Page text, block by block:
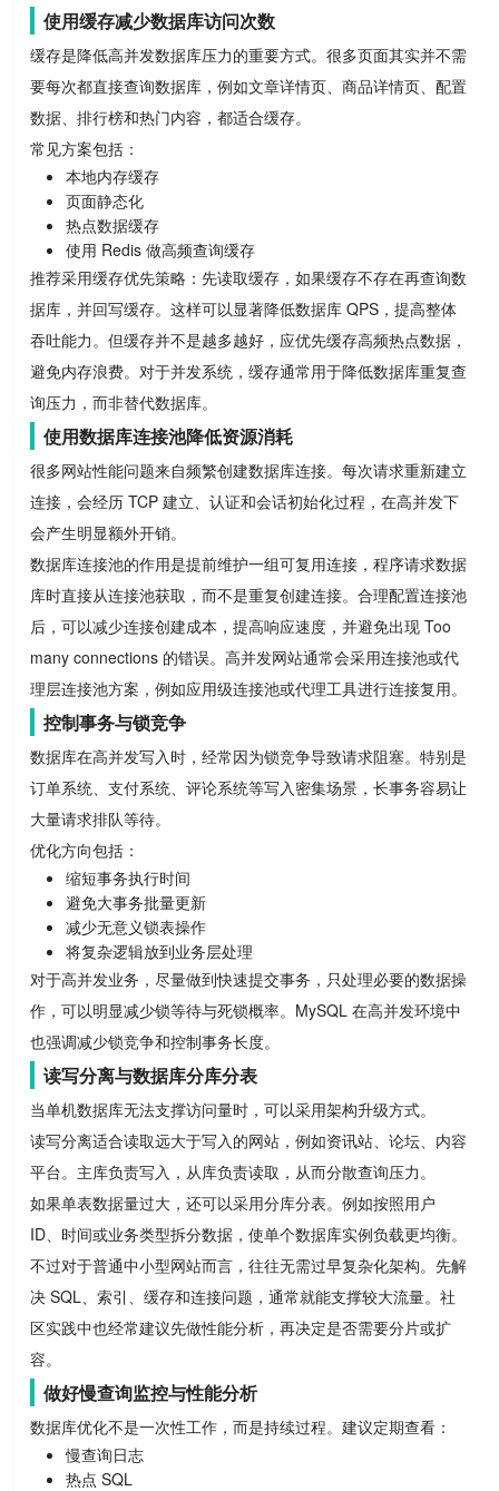
使用缓存减少数据库访问次数
缓存是降低高并发数据库压力的重要方式。很多页面其实并不需
要每次都直接查询数据库，例如文章详情页、商品详情页、配置
数据、排行榜和热门内容，都适合缓存。
常见方案包括：
本地内存缓存
页面静态化
热点数据缓存
使用 Redis 做高频查询缓存
推荐采用缓存优先策略：先读取缓存，如果缓存不存在再查询数
据库，并回写缓存。这样可以显著降低数据库 QPS，提高整体
吞吐能力。但缓存并不是越多越好，应优先缓存高频热点数据，
避免内存浪费。对于并发系统，缓存通常用于降低数据库重复查
询压力，而非替代数据库。
使用数据库连接池降低资源消耗
很多网站性能问题来自频繁创建数据库连接。每次请求重新建立
连接，会经历 TCP 建立、认证和会话初始化过程，在高并发下
会产生明显额外开销。
数据库连接池的作用是提前维护一组可复用连接，程序请求数据
库时直接从连接池获取，而不是重复创建连接。合理配置连接池
后，可以减少连接创建成本，提高响应速度，并避免出现 Too
many connections 的错误。高并发网站通常会采用连接池或代
理层连接池方案，例如应用级连接池或代理工具进行连接复用。
控制事务与锁竞争
数据库在高并发写入时，经常因为锁竞争导致请求阻塞。特别是
订单系统、支付系统、评论系统等写入密集场景，长事务容易让
大量请求排队等待。
优化方向包括：
缩短事务执行时间
避免大事务批量更新
减少无意义锁表操作
将复杂逻辑放到业务层处理
对于高并发业务，尽量做到快速提交事务，只处理必要的数据操
作，可以明显减少锁等待与死锁概率。MySQL 在高并发环境中
也强调减少锁竞争和控制事务长度。
读写分离与数据库分库分表
当单机数据库无法支撑访问量时，可以采用架构升级方式。
读写分离适合读取远大于写入的网站，例如资讯站、论坛、内容
平台。主库负责写入，从库负责读取，从而分散查询压力。
如果单表数据量过大，还可以采用分库分表。例如按照用户
ID、时间或业务类型拆分数据，使单个数据库实例负载更均衡。
不过对于普通中小型网站而言，往往无需过早复杂化架构。先解
决 SQL、索引、缓存和连接问题，通常就能支撑较大流量。社
区实践中也经常建议先做性能分析，再决定是否需要分片或扩
容。
做好慢查询监控与性能分析
数据库优化不是一次性工作，而是持续过程。建议定期查看：
慢查询日志
热点 SQL